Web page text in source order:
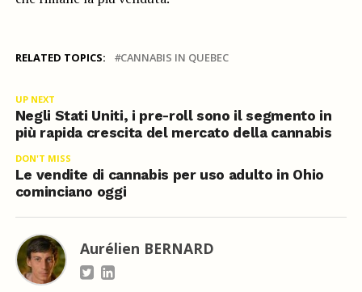
RELATED TOPICS: CANNABIS IN QUEBEC
UP NEXT
Negli Stati Uniti, i pre-roll sono il segmento in
più rapida crescita del mercato della cannabis
DON'T MISS
Le vendite di cannabis per uso adulto in Ohio
cominciano oggi
Aurélien BERNARD